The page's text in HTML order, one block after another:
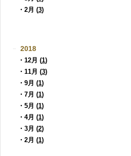
・2月 (3)
2018
・12月 (1)
・11月 (3)
・9月 (1)
・7月 (1)
・5月 (1)
・4月 (1)
・3月 (2)
・2月 (1)